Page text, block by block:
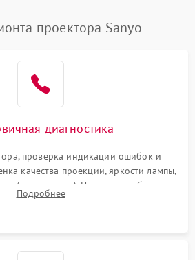
проектора Sanyo
диагностика
проверка индикации ошибок и
качества проекции, яркости лампы,
(точки, пятна). Проверка работы
по уровню шума вентиляторов.
Подробнее